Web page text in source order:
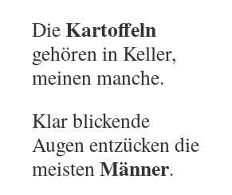
DieKartoffeln
gehören in Keller,
meinen manche.
Klar blickende
Augen entzücken die
meistenMänner.